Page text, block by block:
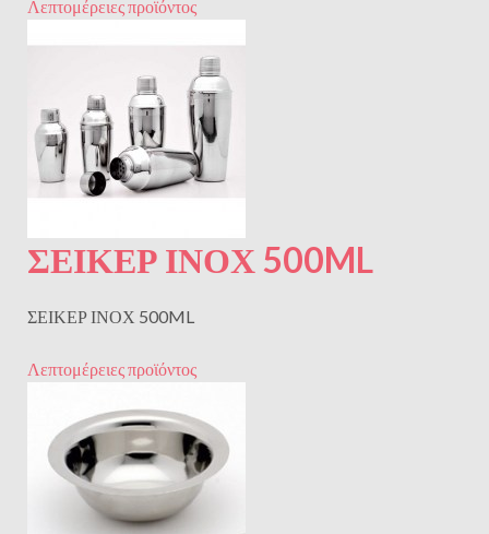
Λεπτομέρειες προϊόντος
ΣΕΙΚΕΡ ΙΝΟΧ 500ML
ΣΕΙΚΕΡ ΙΝΟΧ 500ML
Λεπτομέρειες προϊόντος